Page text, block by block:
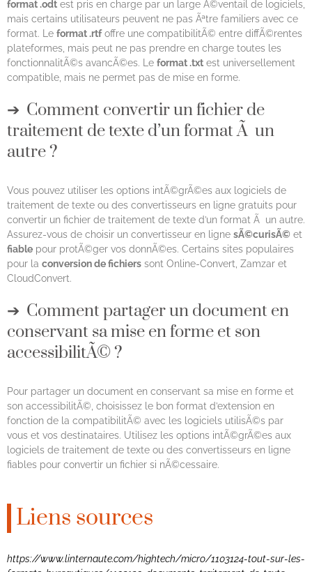
format .odt est pris en charge par un large Ã©ventail de logiciels,
mais certains utilisateurs peuvent ne pas Ãªtre familiers avec ce
format. Le format .rtfoffre une compatibilitÃ© entre diffÃ©rentes
plateformes, mais peut ne pas prendre en charge toutes les
fonctionnalitÃ©s avancÃ©es. Le format .txt est universellement
compatible, mais ne permet pas de mise en forme.
Comment convertir un fichier de
traitement de texte d’un format Ã un
autre ?
Vous pouvez utiliser les options intÃ©grÃ©es aux logiciels de
traitement de texte ou des convertisseurs en ligne gratuits pour
convertir un fichier de traitement de texte d’un format Ã un autre.
Assurez-vous de choisir un convertisseur en ligne sÃ©curisÃ© et
fiable pour protÃ©ger vos donnÃ©es. Certains sites populaires
pour la conversion de fichiers sont Online-Convert, Zamzar et
CloudConvert.
Comment partager un document en
conservant sa mise en forme et son
accessibilitÃ© ?
Pour partager un document en conservant sa mise en forme et
son accessibilitÃ©, choisissez le bon format d’extension en
fonction de la compatibilitÃ© avec les logiciels utilisÃ©s par
vous et vos destinataires. Utilisez les options intÃ©grÃ©es aux
logiciels de traitement de texte ou des convertisseurs en ligne
fiables pour convertir un fichier si nÃ©cessaire.
Liens sources
https://www.linternaute.com/hightech/micro/1103124-tout-sur-les-